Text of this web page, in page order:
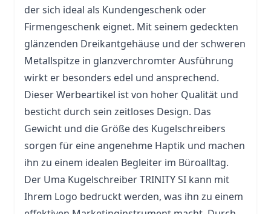
der sich ideal als Kundengeschenk oder
Firmengeschenk eignet. Mit seinem gedeckten
glänzenden Dreikantgehäuse und der schweren
Metallspitze in glanzverchromter Ausführung
wirkt er besonders edel und ansprechend.
Dieser Werbeartikel ist von hoher Qualität und
besticht durch sein zeitloses Design. Das
Gewicht und die Größe des Kugelschreibers
sorgen für eine angenehme Haptik und machen
ihn zu einem idealen Begleiter im Büroalltag.
Der Uma Kugelschreiber TRINITY SI kann mit
Ihrem Logo bedruckt werden, was ihn zu einem